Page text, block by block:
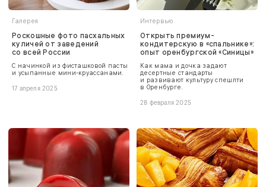
Галерея
Роскошные фото пасхальных
куличей от заведений
со всей России
С начинкой из фисташковой пасты
и усыпанные мини-круассанами.
17 апреля 2025
Интервью
Открыть премиум-
кондитерскую в «спальнике»:
опыт оренбургской «Синицы»
Как мама и дочка задают
десертные стандарты
и развивают культуру спешлти
в Оренбурге.
28 февраля 2025